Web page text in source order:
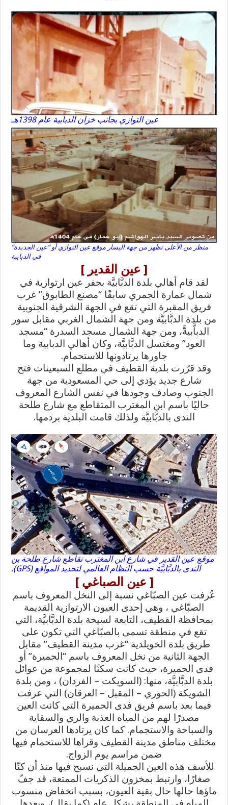
عين التوازي بجانب خزان الدبابية عام 1398هـ
منظر من الأعلى تظهر من جهة اليسار موقع عين التوازي أو “عين الجديدة”
في الدبابية
[ عين القدير ]
لقد قام أهالي بلدة الدبَّابيَّة بحفر عين ارتوازية في
شمال عمارة الجمري سابقًا “مصنع الطابوق” غرب
فريق المقبرة التي تقع في الجهة الشرقية الجنوبية
من بلدة الدبَّابيَّة ومن جهة الشمال الغربي مقابل سور
الدباَّبيةَّ، ومن جهة الشمال مسجد السدرة “مسجد
العود” ومغتسل الدبَّابيَّة، وكان أهالي الدبابية وما
جاورها يرتادونها للاستحمام.
وقد قرّرت بلدية القطيف في مطلع السبعينات فتح
شارع جديد يؤدي إلى حي المسعودية من جهة
الجنوب وصادف وجودها في نفس الشارع المعروف
حاليًا باسم ابن المغترب المتقاطع مع شارع طلحة
الندى بالدبَّابيَّة ولذلك قامت البلدية بردمها.
موقع عين القدير في شارع ابن المغترب تقاطع شارع طلحة بن
الندى بالدبَّابيَّة حسب النظام العالمي لتحديد المواقع (GPS).
[ عين الصباغي ]
عُرفت عين الصبّاغي نسبة إلى النخل المعروف باسم
الصبّاغي ، وهي إحدى العيون الارتوازية القديمة
بمحافظة القطيف، التابعة لسيحة بلدة الدبَّابيَّة، التي
تقع في منطقة تسمى بالصبّاغي التي تكون على
طريق بلدة الخويلدية “غرب مدينة القطيف” مقابل
الجهة الثانية من نخل المعروف باسم “الحميرة” أو
فدى الحميرة، حيث كانت سكنًا لمجموعة من عوائل
بلدة الدبَّابيَّة، منها: (السويكت – الفردان) ، ومن بلدة
الشويكة (الحوري – المقبل – العرقان) التي عرفت
فيما بعد باسم فريق فدى الحميرة التي كانت العين
مصدرًا لهم من المياه العذبة والري والسقاية
والسباحة والاستجمام. كما كان يرتادها العرسان من
مختلف مناطق مدينة القطيف وقراها للاستحمام فيها
ضمن مراسم يوم الزواج.
للأسف هذه العين الجميلة التي نسبح فيها منذ أن كنّا
صغارًا، وارتبط بمخزون الذكريات الممتعة، قد جفّ
ماؤها حالها حال بقية العيون، بسبب انخفاض منسوب